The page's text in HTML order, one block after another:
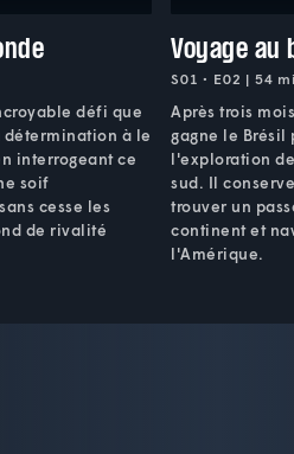
défi que
détermination à le
interrogeant ce
soif
cesse les
de rivalité
Voyage au
S01 • E02 | 54
Après trois
gagne le Brésil
l'exploration
sud. Il
trouver un
continent et
l'Amérique.